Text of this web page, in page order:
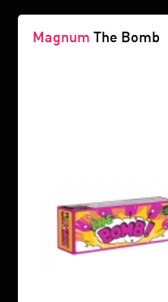
Magnum The Bomb